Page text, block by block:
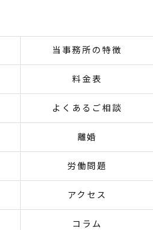
当事務所の特徴
料金表
よくあるご相談
離婚
労働問題
アクセス
コラム